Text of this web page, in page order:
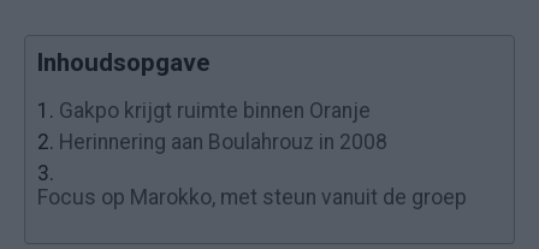
Inhoudsopgave
1. Gakpo krijgt ruimte binnen Oranje
2. Herinnering aan Boulahrouz in 2008
3.
Focus op Marokko, met steun vanuit de groep